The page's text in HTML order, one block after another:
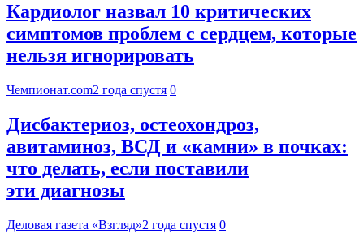
Кардиолог назвал 10 критических
симптомов проблем с сердцем, которые
нельзя игнорировать
Чемпионат.com2 года спустя 0
Дисбактериоз, остеохондроз,
авитаминоз, ВСД и «камни» в почках:
что делать, если поставили
эти диагнозы
Деловая газета «Взгляд»2 года спустя 0